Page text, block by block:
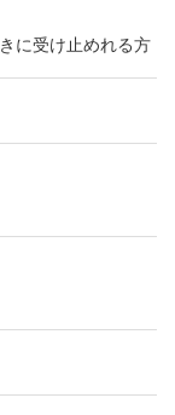
に受け止めれる方